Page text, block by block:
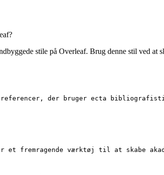
stile på Overleaf. Brug denne stil ved at
referencer, der bruger ecta
fremragende værktøj til at skabe